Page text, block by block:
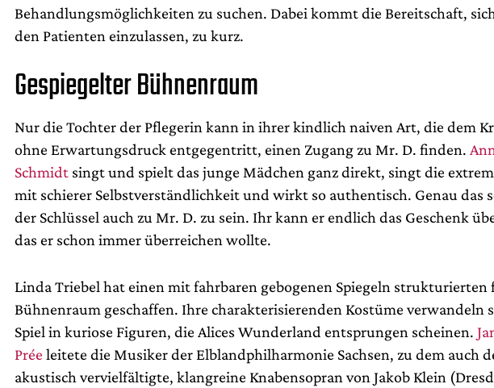
Behandlungsmöglichkeiten zu suchen. Dabei kommt die Bereitschaft,
den Patienten einzulassen, zu kurz.
Gespiegelter Bühnenraum
Nur die Tochter der Pflegerin kann in ihrer kindlich naiven Art, die dem
ohne Erwartungsdruck entgegentritt, einen Zugang zu Mr. D. finden.
Schmidt singt und spielt das junge Mädchen ganz direkt, singt die
mit schierer Selbstverständlichkeit und wirkt so authentisch. Genau das
der Schlüssel auch zu Mr. D. zu sein. Ihr kann er endlich das Geschenk
das er schon immer überreichen wollte.
Linda Triebel hat einen mit fahrbaren gebogenen Spiegeln strukturierten
Bühnenraum geschaffen. Ihre charakterisierenden Kostüme verwandeln
Spiel in kuriose Figuren, die Alices Wunderland entsprungen scheinen.
Prée leitete die Musiker der Elblandphilharmonie Sachsen, zu dem auch
akustisch vervielfältigte, klangreine Knabensopran von Jakob Klein